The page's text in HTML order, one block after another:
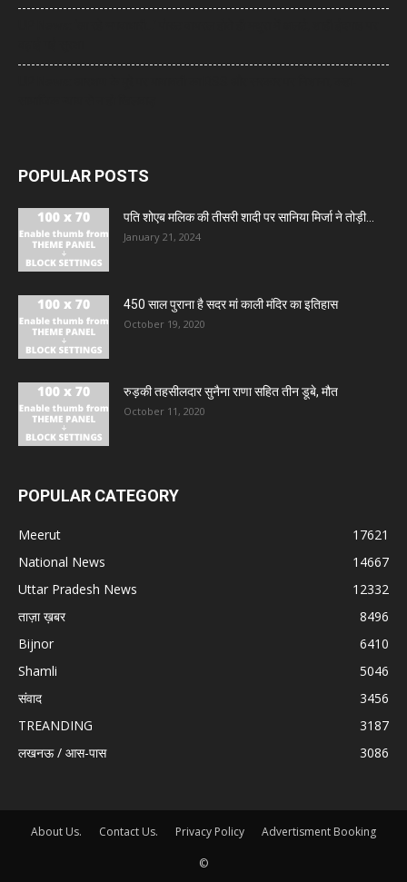
POPULAR POSTS
पति शोएब मलिक की तीसरी शादी पर सानिया मिर्जा ने तोड़ी...
January 21, 2024
450 साल पुराना है सदर मां काली मंदिर का इतिहास
October 19, 2020
रुड़की तहसीलदार सुनैना राणा सहित तीन डूबे, मौत
October 11, 2020
POPULAR CATEGORY
Meerut
17621
National News
14667
Uttar Pradesh News
12332
ताज़ा ख़बर
8496
Bijnor
6410
Shamli
5046
संवाद
3456
TREANDING
3187
लखनऊ / आस-पास
3086
About Us. Contact Us. Privacy Policy Advertisment Booking
©